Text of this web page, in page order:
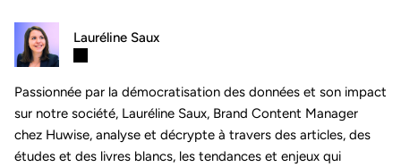
Lauréline Saux
Passionnée par la démocratisation des données et son impact
sur notre société, Lauréline Saux, Brand Content Manager
chez Huwise, analyse et décrypte à travers des articles, des
études et des livres blancs, les tendances et enjeux qui